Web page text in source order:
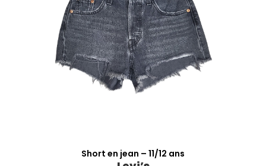
Short en jean – 11/12 ans